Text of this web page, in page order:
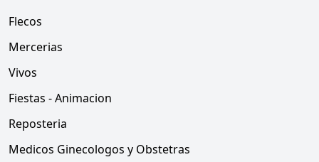
Flecos
Mercerias
Vivos
Fiestas - Animacion
Reposteria
Medicos Ginecologos y Obstetras